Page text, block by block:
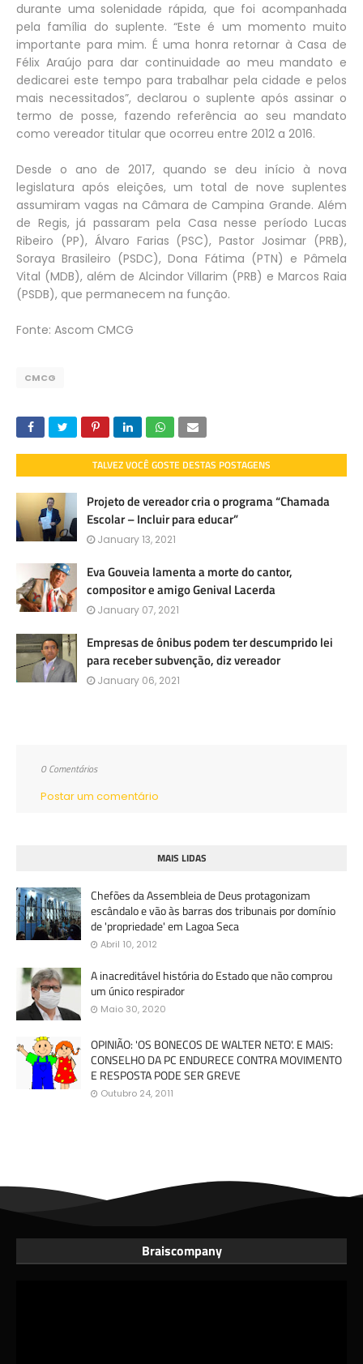
durante uma solenidade rápida, que foi acompanhada
pela família do suplente. “Este é um momento muito
importante para mim. É uma honra retornar à Casa de
Félix Araújo para dar continuidade ao meu mandato e
dedicarei este tempo para trabalhar pela cidade e pelos
mais necessitados”, declarou o suplente após assinar o
termo de posse, fazendo referência ao seu mandato
como vereador titular que ocorreu entre 2012 a 2016.
Desde o ano de 2017, quando se deu início à nova
legislatura após eleições, um total de nove suplentes
assumiram vagas na Câmara de Campina Grande. Além
de Regis, já passaram pela Casa nesse período Lucas
Ribeiro (PP), Álvaro Farias (PSC), Pastor Josimar (PRB),
Soraya Brasileiro (PSDC), Dona Fátima (PTN) e Pâmela
Vital (MDB), além de Alcindor Villarim (PRB) e Marcos Raia
(PSDB), que permanecem na função.
Fonte: Ascom CMCG
CMCG
TALVEZ VOCÊ GOSTE DESTAS POSTAGENS
Projeto de vereador cria o programa “Chamada
Escolar – Incluir para educar”
January 13, 2021
Eva Gouveia lamenta a morte do cantor,
compositor e amigo Genival Lacerda
January 07, 2021
Empresas de ônibus podem ter descumprido lei
para receber subvenção, diz vereador
January 06, 2021
0 Comentários
Postar um comentário
MAIS LIDAS
Chefões da Assembleia de Deus protagonizam
escândalo e vão às barras dos tribunais por domínio
de 'propriedade' em Lagoa Seca
Abril 10, 2012
A inacreditável história do Estado que não comprou
um único respirador
Maio 30, 2020
OPINIÃO: 'OS BONECOS DE WALTER NETO'. E MAIS:
CONSELHO DA PC ENDURECE CONTRA MOVIMENTO
E RESPOSTA PODE SER GREVE
Outubro 24, 2011
Braiscompany